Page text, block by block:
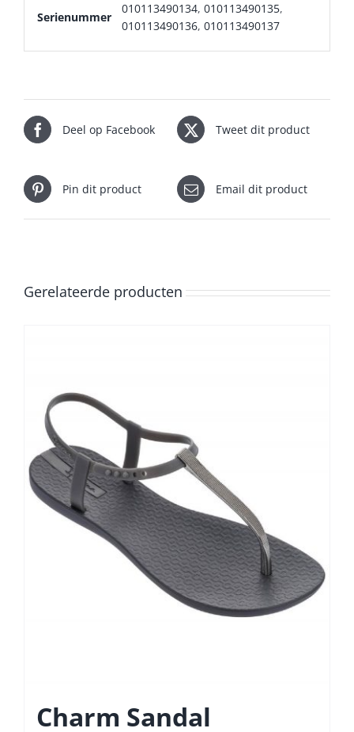
Serienummer
010113490134, 010113490135,
010113490136, 010113490137
Deel op Facebook Tweet dit product
Pin dit product Email dit product
Gerelateerde producten
Charm Sandal